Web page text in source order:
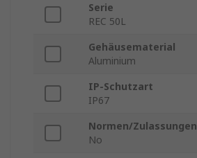
Serie
REC 50L
Gehäusematerial
Aluminium
IP-Schutzart
IP67
Normen/Zulassungen
No